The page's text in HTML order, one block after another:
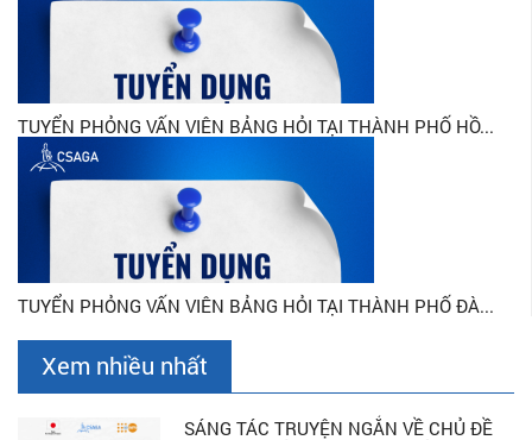
TUYỂN PHỎNG VẤN VIÊN BẢNG HỎI TẠI THÀNH PHỐ HỒ...
TUYỂN PHỎNG VẤN VIÊN BẢNG HỎI TẠI THÀNH PHỐ ĐÀ...
Xem nhiều nhất
SÁNG TÁC TRUYỆN NGẮN VỀ CHỦ ĐỀ